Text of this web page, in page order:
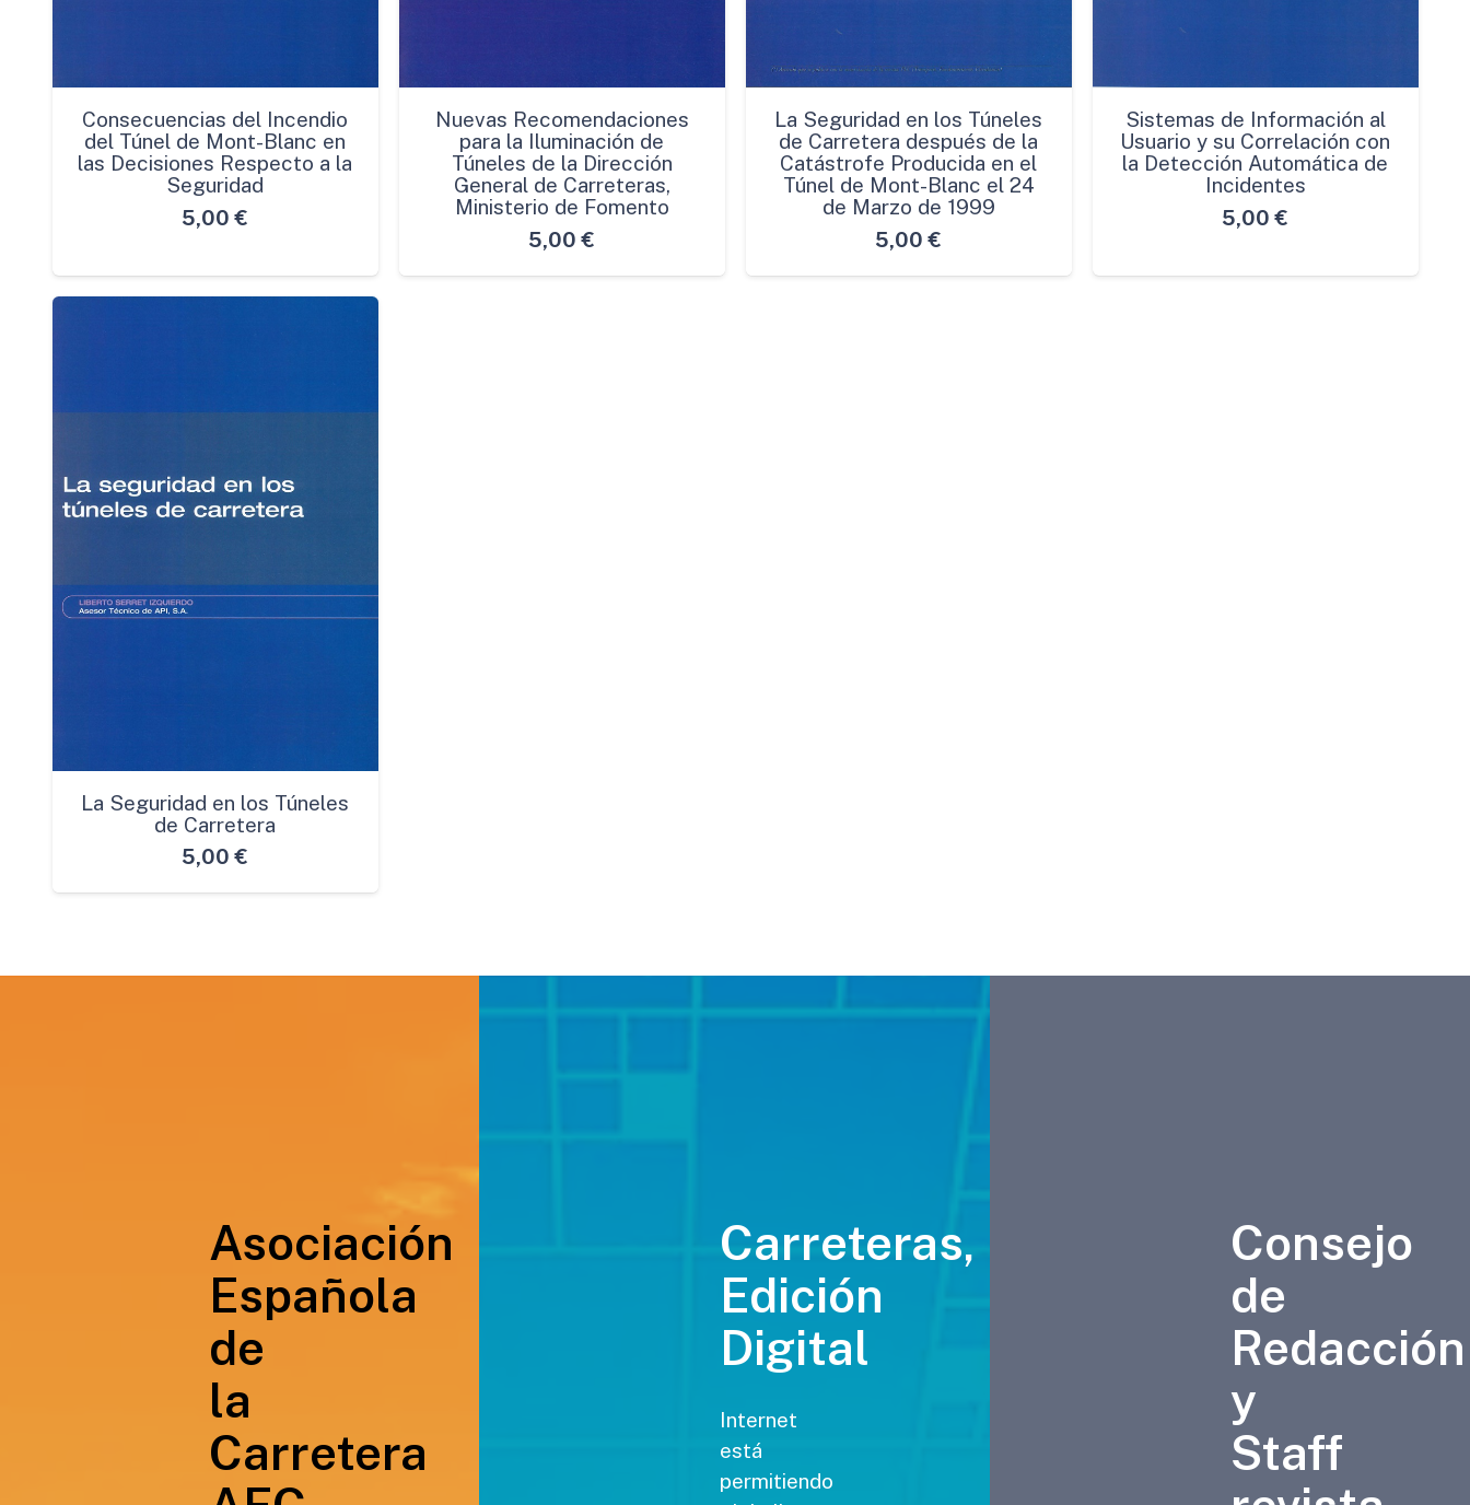
Consecuencias del Incendio
del Túnel de Mont-Blanc en
las Decisiones Respecto a la
Seguridad
5,00 €
Nuevas Recomendaciones
para la Iluminación de
Túneles de la Dirección
General de Carreteras,
Ministerio de Fomento
5,00 €
La Seguridad en los Túneles
de Carretera después de la
Catástrofe Producida en el
Túnel de Mont-Blanc el 24
de Marzo de 1999
5,00 €
Sistemas de Información al
Usuario y su Correlación con
la Detección Automática de
Incidentes
5,00 €
La Seguridad en los Túneles
de Carretera
5,00 €
Asociación
Española
de
la
Carretera
Carreteras,
Edición
Digital
Internet
está
permitiendo
Consejo
de
Redacción
y
Staff